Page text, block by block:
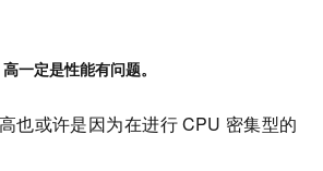
一定是性能有问题。
也或许是因为在进行 CPU 密集型的